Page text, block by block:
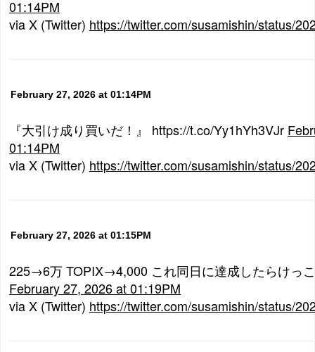
01:14PM
via X (Twitter) https://twitter.com/susamishin/status/
February 27, 2026 at 01:14PM
『大引け成り買いだ！』 https://t.co/Yy1hYh3VJr
01:14PM
via X (Twitter) https://twitter.com/susamishin/status/
February 27, 2026 at 01:15PM
225→6万 TOPIX→4,000 これ同日に達成したらけっ
February 27, 2026 at 01:19PM
via X (Twitter) https://twitter.com/susamishin/status/